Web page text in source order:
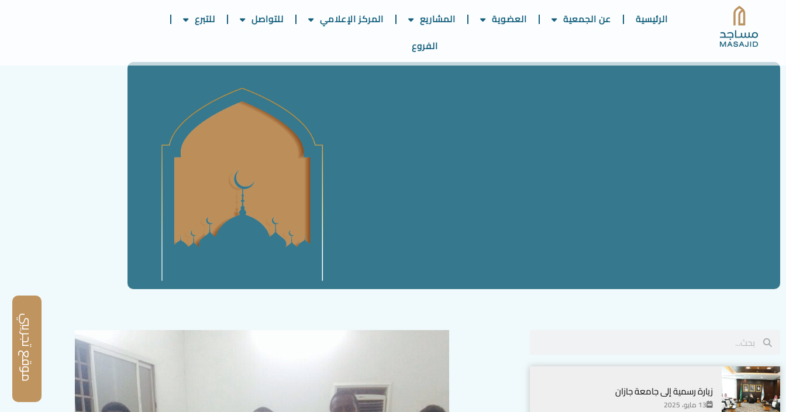
موقع تجريبي
الرئيسية عن الجمعية العضوية المشاريع المركز الإعلامي للتواصل
للتبرع
الفروع
زيارة رسمية إلى جامعة جازان
13 مايو، 2025